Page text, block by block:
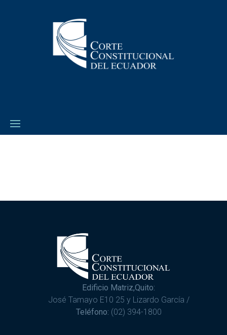
Edificio Matriz,Quito:
José Tamayo E10 25 y Lizardo García /
Teléfono: (02) 394-1800